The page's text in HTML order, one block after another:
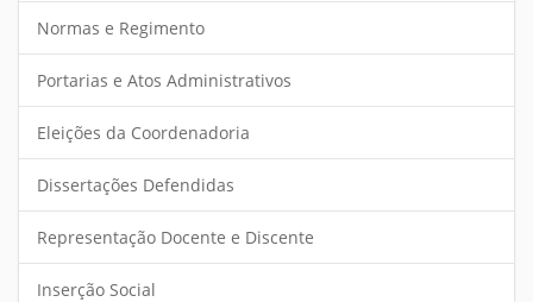
Normas e Regimento
Portarias e Atos Administrativos
Eleições da Coordenadoria
Dissertações Defendidas
Representação Docente e Discente
Inserção Social